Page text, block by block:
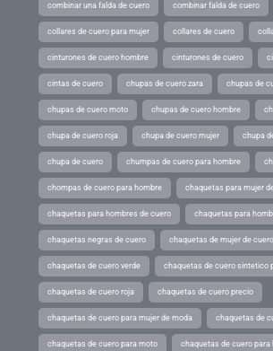
combinar una falda de cuero combinar falda de cuero
collares de cuero para mujer collares de cuero
cinturones de cuero hombre cinturones de cuero
cintas de cuero chupas de cuero zara chupas de
chupas de cuero moto chupas de cuero hombre
chupa de cuero roja chupa de cuero mujer chupa
chupa de cuero chumpas de cuero para hombre
chompas de cuero para hombre chaquetas para mujer
chaquetas para hombres de cuero chaquetas para
chaquetas negras de cuero chaquetas de mujer de cuero
chaquetas de cuero verde chaquetas de cuero sintetico
chaquetas de cuero roja chaquetas de cuero precio
chaquetas de cuero para mujer de moda chaquetas de
chaquetas de cuero para moto chaquetas de cuero para